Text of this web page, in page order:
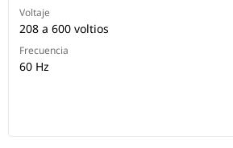
Voltaje
208 a 600 voltios
Frecuencia
60 Hz